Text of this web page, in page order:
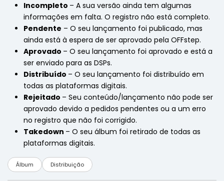
Incompleto – A sua versão ainda tem algumas
informações em falta. O registro não está completo.
Pendente – O seu lançamento foi publicado, mas
ainda está à espera de ser aprovado pela OFFstep.
Aprovado – O seu lançamento foi aprovado e está a
ser enviado para as DSPs.
Distribuído – O seu lançamento foi distribuído em
todas as plataformas digitais.
Rejeitado – Seu conteúdo/lançamento não pode ser
aprovado devido a pedidos pendentes ou a um erro
no registro que não foi corrigido.
Takedown – O seu álbum foi retirado de todas as
plataformas digitais.
Álbum Distribuição